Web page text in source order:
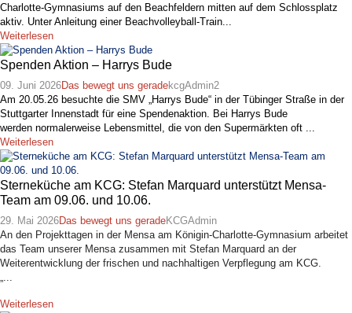
Charlotte-Gymnasiums auf den Beachfeldern mitten auf dem Schlossplatz
aktiv. Unter Anleitung einer Beachvolleyball-Train...
Weiterlesen
Spenden Aktion – Harrys Bude
09. Juni 2026Das bewegt uns geradekcgAdmin2
Am 20.05.26 besuchte die SMV „Harrys Bude“ in der Tübinger Straße in der
Stuttgarter Innenstadt für eine Spendenaktion. Bei Harrys Bude
werden normalerweise Lebensmittel, die von den Supermärkten oft ...
Weiterlesen
Sterneküche am KCG: Stefan Marquard unterstützt Mensa-
Team am 09.06. und 10.06.
29. Mai 2026Das bewegt uns geradeKCGAdmin
An den Projekttagen in der Mensa am Königin-Charlotte-Gymnasium arbeitet
das Team unserer Mensa zusammen mit Stefan Marquard an der
Weiterentwicklung der frischen und nachhaltigen Verpflegung am KCG.
„...
Weiterlesen